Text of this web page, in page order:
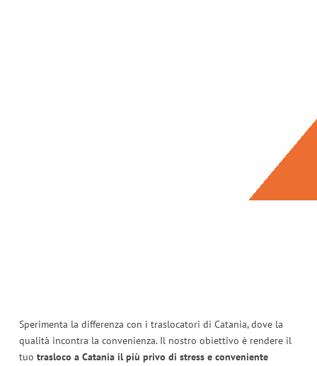
Sperimenta la differenza con i traslocatori di Catania, dove la
qualità incontra la convenienza. Il nostro obiettivo è rendere il
tuo trasloco a Catania il più privo di stress e conveniente